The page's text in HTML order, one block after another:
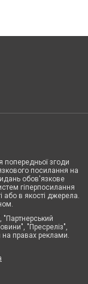
попередньої згоди
посилання на
обов'язкове
гіперпосилання
або в якості джерела.
"Пресреліз",
на правах реклами.